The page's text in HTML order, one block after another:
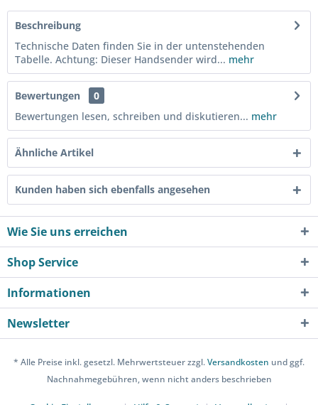
Beschreibung
Technische Daten finden Sie in der untenstehenden
Tabelle. Achtung: Dieser Handsender wird... mehr
Bewertungen
0
Bewertungen lesen, schreiben und diskutieren... mehr
Ähnliche Artikel
Kunden haben sich ebenfalls angesehen
Wie Sie uns erreichen
Shop Service
Informationen
Newsletter
* Alle Preise inkl. gesetzl. Mehrwertsteuer zzgl.Versandkosten und ggf.
Nachnahmegebühren, wenn nicht anders beschrieben